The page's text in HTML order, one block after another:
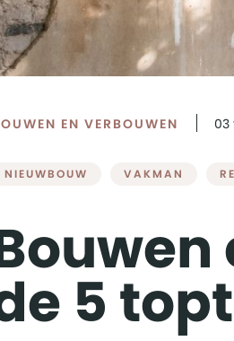
EN VERBOUWEN 03
NIEUWBOUW VAKMAN
5